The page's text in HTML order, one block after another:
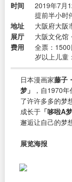
时间
2019年7月
提前半小时
地址
大阪府大阪
展厅
大阪文化馆
费用
全票：
岁以上儿童
日本漫画家藤子
梦」
，自1970
了许许多多的梦
成长于 「哆啦A
邂逅让自己的梦
展览海报